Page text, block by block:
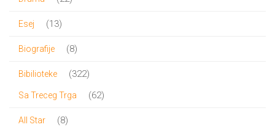
Esej 1313
Biografije 88
Bibilioteke 322322
proizvoda
Sa Treceg Trga 6262
All Star 88